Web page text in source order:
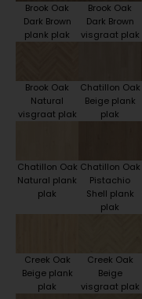
Brook Oak
Dark Brown
plank plak
Brook Oak
Dark Brown
visgraat plak
Brook Oak
Natural
visgraat plak
Chatillon Oak
Beige plank
plak
Chatillon Oak
Natural plank
plak
Chatillon Oak
Pistachio
Shell plank
plak
Creek Oak
Beige plank
plak
Creek Oak
Beige
visgraat plak